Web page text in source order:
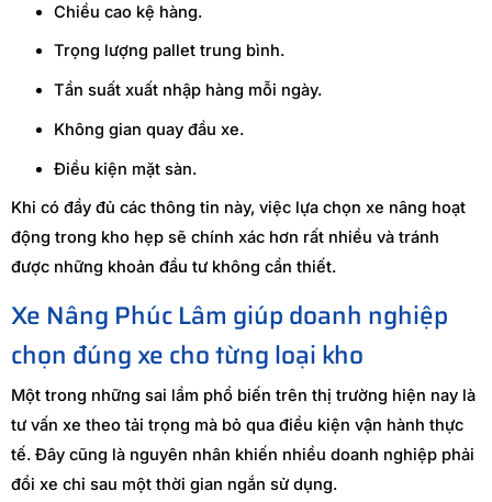
Chiều cao kệ hàng.
Trọng lượng pallet trung bình.
Tần suất xuất nhập hàng mỗi ngày.
Không gian quay đầu xe.
Điều kiện mặt sàn.
Khi có đầy đủ các thông tin này, việc lựa chọn xe nâng hoạt
động trong kho hẹp sẽ chính xác hơn rất nhiều và tránh
được những khoản đầu tư không cần thiết.
Xe Nâng Phúc Lâm giúp doanh nghiệp
chọn đúng xe cho từng loại kho
Một trong những sai lầm phổ biến trên thị trường hiện nay là
tư vấn xe theo tải trọng mà bỏ qua điều kiện vận hành thực
tế. Đây cũng là nguyên nhân khiến nhiều doanh nghiệp phải
đổi xe chỉ sau một thời gian ngắn sử dụng.